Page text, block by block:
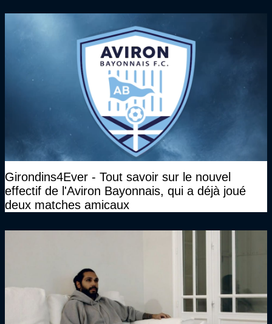
Girondins4Ever - Tout savoir sur le nouvel
effectif de l'Aviron Bayonnais, qui a déjà joué
deux matches amicaux